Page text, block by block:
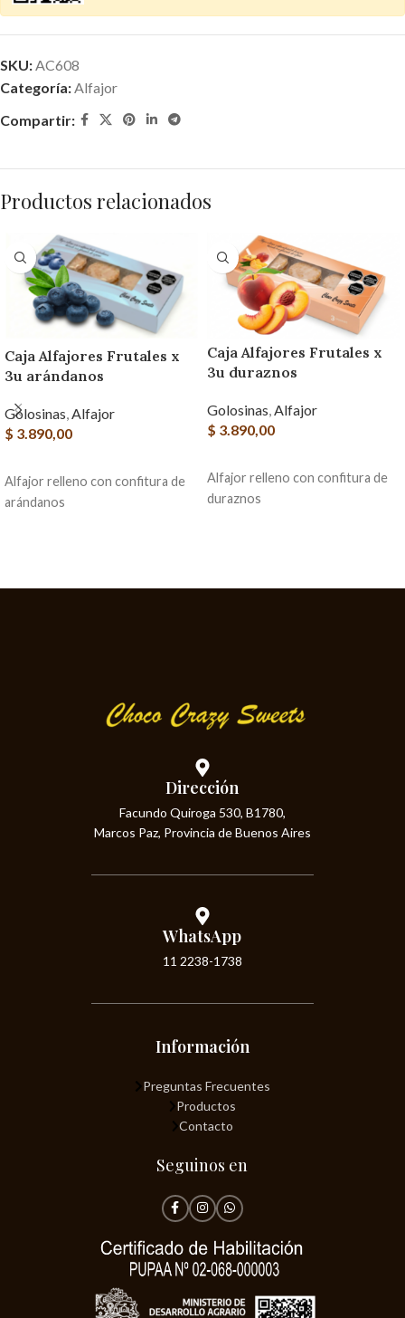
SKU:AC608
Categoría:Alfajor
Compartir:
Productos relacionados
Caja Alfajores Frutales x
3u arándanos
Golosinas,Alfajor
$ 3.890,00
Alfajor relleno con confitura de
arándanos
Caja Alfajores Frutales x
3u duraznos
Golosinas,Alfajor
$ 3.890,00
Alfajor relleno con confitura de
duraznos
Dirección
Facundo Quiroga 530, B1780,
Marcos Paz, Provincia de Buenos Aires
WhatsApp
11 2238-1738
Información
Preguntas Frecuentes
Productos
Contacto
Seguinos en